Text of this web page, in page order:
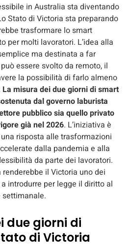
in Australia sta diventando
Stato di Victoria sta preparando
trasformare lo smart
per molti lavoratori. L’idea alla
ma destinata a far
essere svolto da remoto, il
la possibilità di farlo almeno
La misura dei due giorni di smart
dal governo laburista
pubblico sia quello privato
già nel 2026. L’iniziativa è
risposta alle trasformazioni
dalla pandemia e alla
da parte dei lavoratori.
il Victoria uno dei
introdurre per legge il diritto al
settimanale.
due giorni di
di Victoria